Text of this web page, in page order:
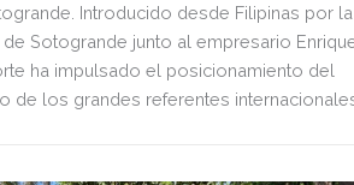
Introducido desde Filipinas por la
Sotogrande junto al empresario
ha impulsado el posicionamiento del
de los grandes referentes